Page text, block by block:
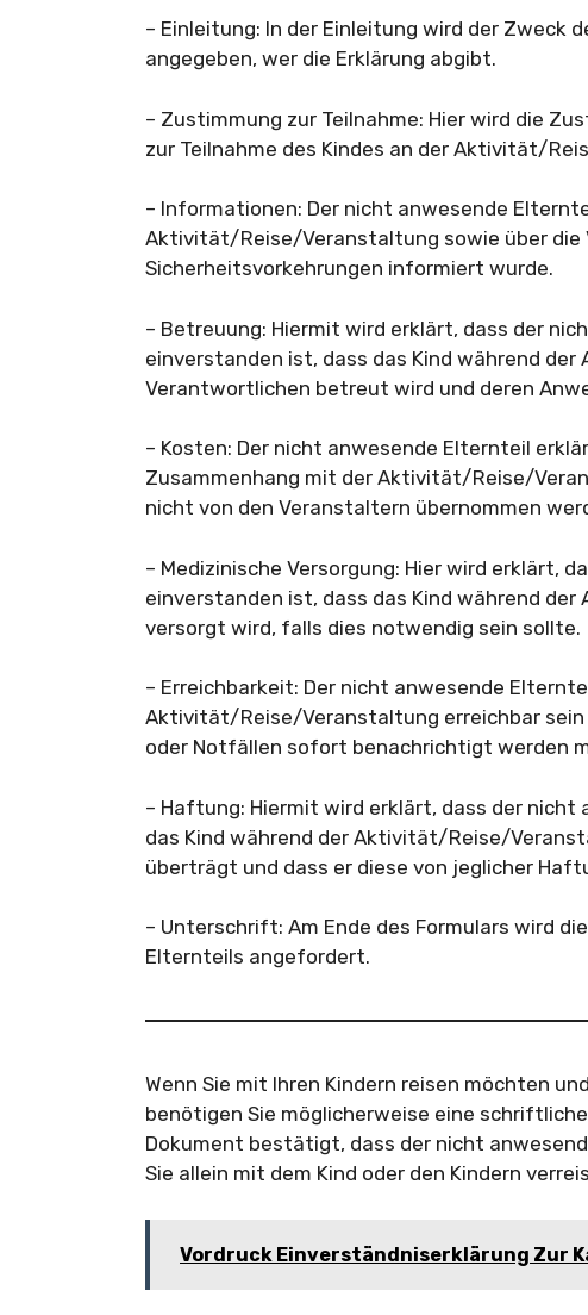
– Einleitung: In der Einleitung wird der Zweck
angegeben, wer die Erklärung abgibt.
– Zustimmung zur Teilnahme: Hier wird die
zur Teilnahme des Kindes an der Aktivität/
– Informationen: Der nicht anwesende
Aktivität/Reise/Veranstaltung sowie über die
Sicherheitsvorkehrungen informiert wurde.
– Betreuung: Hiermit wird erklärt, dass der
einverstanden ist, dass das Kind während
Verantwortlichen betreut wird und deren
– Kosten: Der nicht anwesende Elternteil
Zusammenhang mit der Aktivität/Reise/
nicht von den Veranstaltern übernommen
– Medizinische Versorgung: Hier wird erklärt,
einverstanden ist, dass das Kind während
versorgt wird, falls dies notwendig sein sollte.
– Erreichbarkeit: Der nicht anwesende
Aktivität/Reise/Veranstaltung erreichbar sein
oder Notfällen sofort benachrichtigt werden
– Haftung: Hiermit wird erklärt, dass der
das Kind während der Aktivität/Reise/
überträgt und dass er diese von jeglicher
– Unterschrift: Am Ende des Formulars wird
Elternteils angefordert.
Wenn Sie mit Ihren Kindern reisen möchten
benötigen Sie möglicherweise eine
Dokument bestätigt, dass der nicht
Sie allein mit dem Kind oder den Kindern
Vordruck Einverständniserklärung Zur